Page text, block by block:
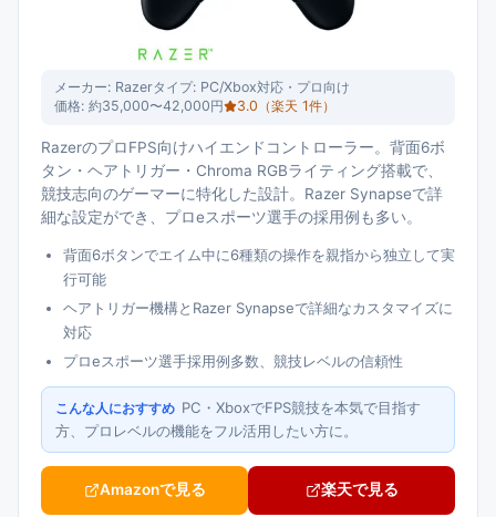
メーカー: Razerタイプ: PC/Xbox対応・プロ向け
価格: 約35,000〜42,000円 3.0 （楽天 1件）
RazerのプロFPS向けハイエンドコントローラー。背面6ボ
タン・ヘアトリガー・Chroma RGBライティング搭載で、
競技志向のゲーマーに特化した設計。Razer Synapseで詳
細な設定ができ、プロeスポーツ選手の採用例も多い。
背面6ボタンでエイム中に6種類の操作を親指から独立して実
行可能
ヘアトリガー機構とRazer Synapseで詳細なカスタマイズに
対応
プロeスポーツ選手採用例多数、競技レベルの信頼性
こんな人におすすめ PC・XboxでFPS競技を本気で目指す
方、プロレベルの機能をフル活用したい方に。
Amazonで見る 楽天で見る